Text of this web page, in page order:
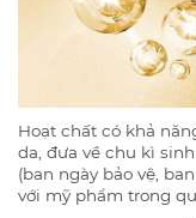
Hoạt chất có khả
da, đưa về chu kì
(ban ngày bảo vệ,
với mỹ phẩm trong